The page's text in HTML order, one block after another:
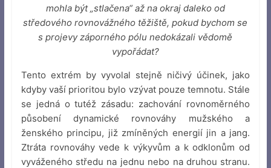
mohla být „stlačena“ až na okraj daleko od
středového rovnovážného těžiště, pokud bychom se
s projevy záporného pólu nedokázali vědomě
vypořádat?
Tento extrém by vyvolal stejně ničivý účinek, jako
kdyby vaší prioritou bylo vzývat pouze temnotu. Stále
se jedná o tutéž zásadu: zachování rovnoměrného
působení dynamické rovnováhy mužského a
ženského principu, již zmíněných energií jin a jang.
Ztráta rovnováhy vede k výkyvům a k odklonům od
vyváženého středu na jednu nebo na druhou stranu.